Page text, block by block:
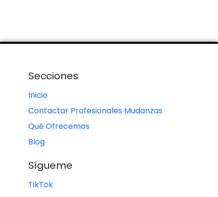
Secciones
Inicio
Contactar Profesionales Mudanzas
Qué Ofrecemos
Blog
Sígueme
TikTok